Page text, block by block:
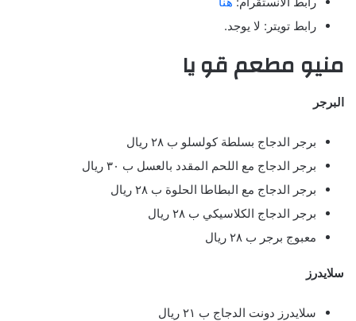
رابط تويتر: لا يوجد.
منيو مطعم قو يا
البرجر
برجر الدجاج بسلطة كولسلو ب ٢٨ ريال
برجر الدجاج مع اللحم المقدد بالعسل ب ٣٠ ريال
برجر الدجاج مع البطاطا الحلوة ب ٢٨ ريال
برجر الدجاج الكلاسيكي ب ٢٨ ريال
معبوج برجر ب ٢٨ ريال
سلايدرز
سلايدرز دونت الدجاج ب ٢١ ريال